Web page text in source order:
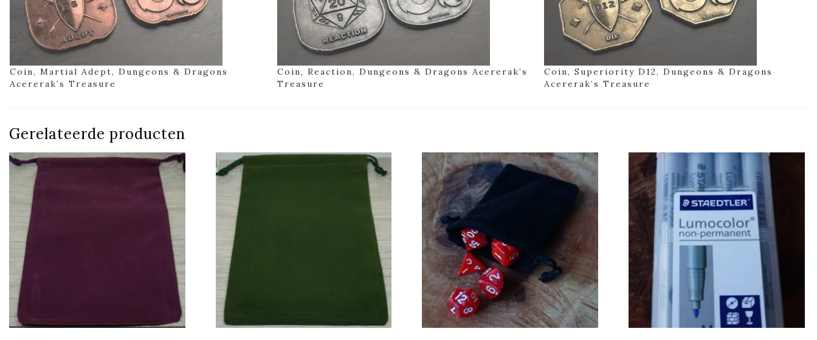
Coin, Martial Adept, Dungeons & Dragons
Acererak’s Treasure
Coin, Reaction, Dungeons & Dragons Acererak’s
Treasure
Coin, Superiority D12, Dungeons & Dragons
Acererak’s Treasure
Gerelateerde producten